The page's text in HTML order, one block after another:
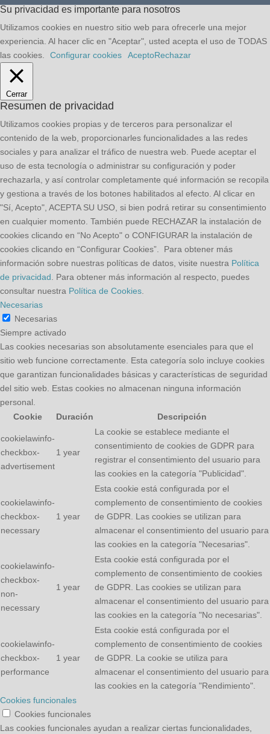
Su privacidad es importante para nosotros
Utilizamos cookies en nuestro sitio web para ofrecerle una mejor
experiencia. Al hacer clic en "Aceptar", usted acepta el uso de TODAS
las cookies.
Configurar cookies AceptoRechazar
Cerrar
Resumen de privacidad
Utilizamos cookies propias y de terceros para personalizar el
contenido de la web, proporcionarles funcionalidades a las redes
sociales y para analizar el tráfico de nuestra web. Puede aceptar el
uso de esta tecnología o administrar su configuración y poder
rechazarla, y así controlar completamente qué información se recopila
y gestiona a través de los botones habilitados al efecto. Al clicar en
"Sí, Acepto", ACEPTA SU USO, si bien podrá retirar su consentimiento
en cualquier momento. También puede RECHAZAR la instalación de
cookies clicando en “No Acepto" o CONFIGURAR la instalación de
cookies clicando en “Configurar Cookies”. Para obtener más
información sobre nuestras políticas de datos, visite nuestra Política
de privacidad. Para obtener más información al respecto, puedes
consultar nuestra Política de Cookies.
Necesarias
Necesarias
Siempre activado
Las cookies necesarias son absolutamente esenciales para que el
sitio web funcione correctamente. Esta categoría solo incluye cookies
que garantizan funcionalidades básicas y características de seguridad
del sitio web. Estas cookies no almacenan ninguna información
personal.
Cookie
Duración Descripción
cookielawinfo-
checkbox-
advertisement
1 year
La cookie se establece mediante el
consentimiento de cookies de GDPR para
registrar el consentimiento del usuario para
las cookies en la categoría "Publicidad".
cookielawinfo-
checkbox-
necessary
1 year
Esta cookie está configurada por el
complemento de consentimiento de cookies
de GDPR. Las cookies se utilizan para
almacenar el consentimiento del usuario para
las cookies en la categoría "Necesarias".
cookielawinfo-
checkbox-
non-
necessary
1 year
Esta cookie está configurada por el
complemento de consentimiento de cookies
de GDPR. Las cookies se utilizan para
almacenar el consentimiento del usuario para
las cookies en la categoría "No necesarias".
cookielawinfo-
checkbox-
performance
1 year
Esta cookie está configurada por el
complemento de consentimiento de cookies
de GDPR. La cookie se utiliza para
almacenar el consentimiento del usuario para
las cookies en la categoría "Rendimiento".
Cookies funcionales
Cookies funcionales
Las cookies funcionales ayudan a realizar ciertas funcionalidades,